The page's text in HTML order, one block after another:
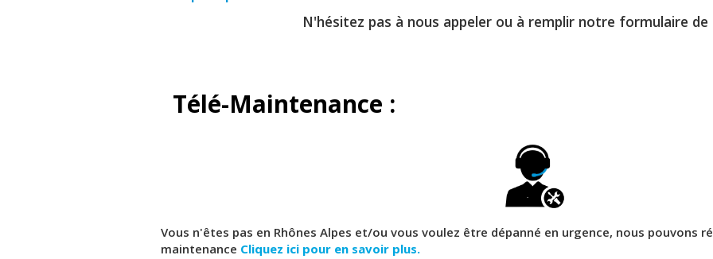
N'hésitez pas à nous appeler ou à remplir notre formulaire
Télé-Maintenance :
Vous n'êtes pas en Rhônes Alpes et/ou vous voulez être dépanné en urgence, nous pouvons
maintenance Cliquez ici pour en savoir plus.